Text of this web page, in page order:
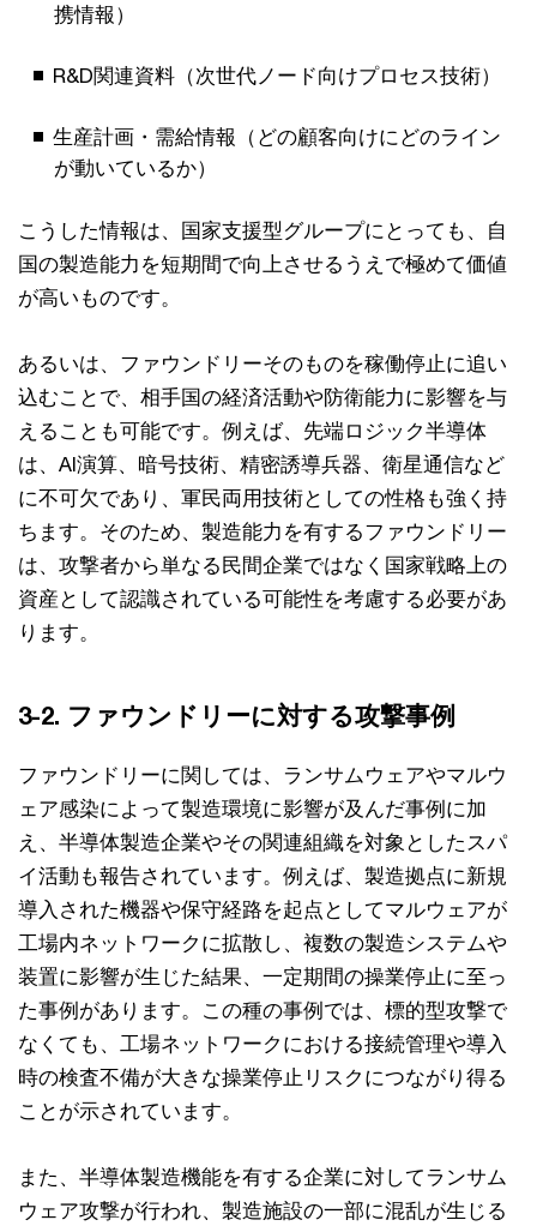
携情報）
R&D関連資料（次世代ノード向けプロセス技術）
生産計画・需給情報（どの顧客向けにどのライン
が動いているか）
こうした情報は、国家支援型グループにとっても、自
国の製造能力を短期間で向上させるうえで極めて価値
が高いものです。
あるいは、ファウンドリーそのものを稼働停止に追い
込むことで、相手国の経済活動や防衛能力に影響を与
えることも可能です。例えば、先端ロジック半導体
は、AI演算、暗号技術、精密誘導兵器、衛星通信など
に不可欠であり、軍民両用技術としての性格も強く持
ちます。そのため、製造能力を有するファウンドリー
は、攻撃者から単なる民間企業ではなく国家戦略上の
資産として認識されている可能性を考慮する必要があ
ります。
3-2. ファウンドリーに対する攻撃事例
ファウンドリーに関しては、ランサムウェアやマルウ
ェア感染によって製造環境に影響が及んだ事例に加
え、半導体製造企業やその関連組織を対象としたスパ
イ活動も報告されています。例えば、製造拠点に新規
導入された機器や保守経路を起点としてマルウェアが
工場内ネットワークに拡散し、複数の製造システムや
装置に影響が生じた結果、一定期間の操業停止に至っ
た事例があります。この種の事例では、標的型攻撃で
なくても、工場ネットワークにおける接続管理や導入
時の検査不備が大きな操業停止リスクにつながり得る
ことが示されています。
また、半導体製造機能を有する企業に対してランサム
ウェア攻撃が行われ、製造施設の一部に混乱が生じる